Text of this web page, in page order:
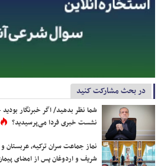
در بحث مشارکت کنید
شما نظر بدهید/ اگر خبرنگار
نشست خبری فردا می‌پرسیدید؟
نماز جماعت سران ترکیه،
شریف و اردوغان پس از امضای